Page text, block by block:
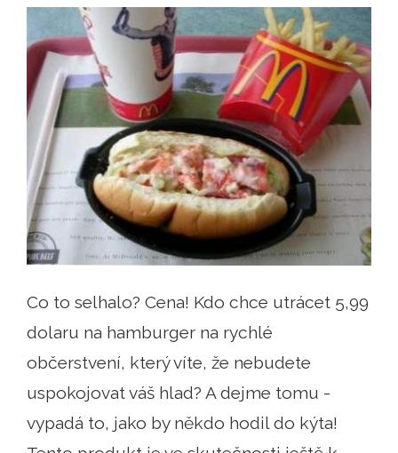
Co to selhalo? Cena! Kdo chce utrácet 5,99
dolaru na hamburger na rychlé
občerstvení, který víte, že nebudete
uspokojovat váš hlad? A dejme tomu -
vypadá to, jako by někdo hodil do kýta!